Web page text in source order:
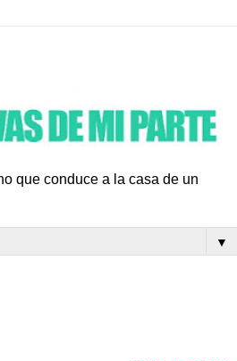
que conduce a la casa de un
▼